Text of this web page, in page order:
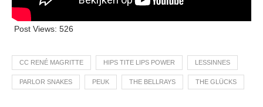
Post Views: 526
CC RENÉ MAGRITTE HIPS TITE LIPS POWER LESSINNES
PARLOR SNAKES PEUK THE BELLRAYS THE GLÜCKS